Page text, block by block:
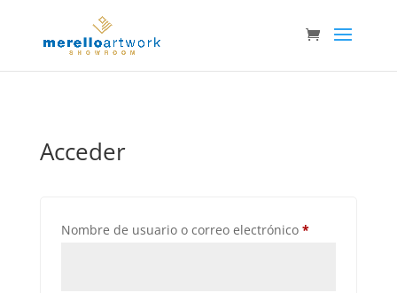
Acceder
Nombre de usuario o correo electrónico *Obligatorio